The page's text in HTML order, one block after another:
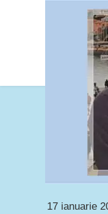
17 ianuarie